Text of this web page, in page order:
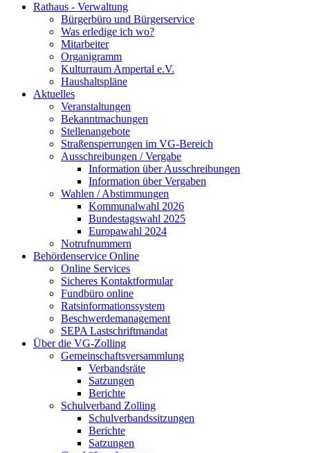
Rathaus - Verwaltung
Bürgerbüro und Bürgerservice
Was erledige ich wo?
Mitarbeiter
Organigramm
Kulturraum Ampertal e.V.
Haushaltspläne
Aktuelles
Veranstaltungen
Bekanntmachungen
Stellenangebote
Straßensperrungen im VG-Bereich
Ausschreibungen / Vergabe
Information über Ausschreibungen
Information über Vergaben
Wahlen / Abstimmungen
Kommunalwahl 2026
Bundestagswahl 2025
Europawahl 2024
Notrufnummern
Behördenservice Online
Online Services
Sicheres Kontaktformular
Fundbüro online
Ratsinformationssystem
Beschwerdemanagement
SEPA Lastschriftmandat
Über die VG-Zolling
Gemeinschaftsversammlung
Verbandsräte
Satzungen
Berichte
Schulverband Zolling
Schulverbandssitzungen
Berichte
Satzungen